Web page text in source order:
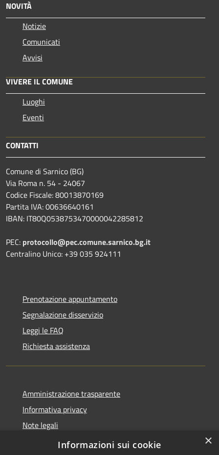
NOVITÀ
Notizie
Comunicati
Avvisi
VIVERE IL COMUNE
Luoghi
Eventi
CONTATTI
Comune di Sarnico (BG)
Via Roma n. 54 - 24067
Codice Fiscale: 80013870169
Partita IVA: 00636640161
IBAN: IT80Q0538753470000042285812
PEC: protocollo@pec.comune.sarnico.bg.it
Centralino Unico: +39 035 924111
Prenotazione appuntamento
Segnalazione disservizio
Leggi le FAQ
Richiesta assistenza
Amministrazione trasparente
Informativa privacy
Note legali
Dichiarazione di accessibilità
×
Informazioni sui cookie